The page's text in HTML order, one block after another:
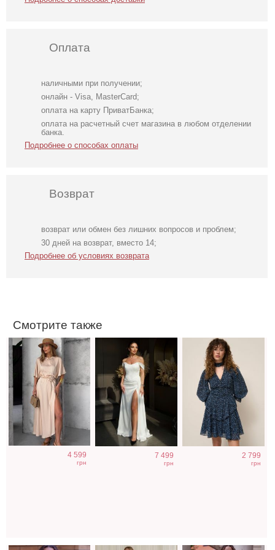
Оплата
наличными при получении;
онлайн - Visa, MasterCard;
оплата на карту ПриватБанка;
оплата на расчетный счет магазина в любом отделении
банка.
Подробнее о способах оплаты
Возврат
возврат или обмен без лишних вопросов и проблем;
30 дней на возврат, вместо 14;
Подробнее об условиях возврата
Смотрите также
Трендовое
шелковое платье
в бежевом цвете
4 599
грн
Вечернее
нарядное
корсетное платье
7 499
грн
2 799
грн
Футболка
однотонная
белого цвета на
Светлое бежевое
платье на
короткий рукав
Коктейльное
классическое
белое платье